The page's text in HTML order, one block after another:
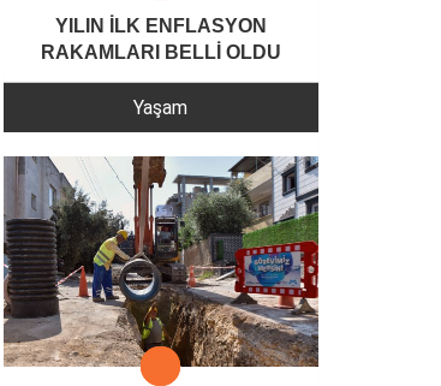
YILIN İLK ENFLASYON
RAKAMLARI BELLİ OLDU
Yaşam